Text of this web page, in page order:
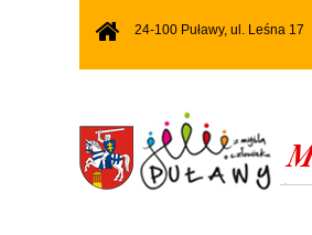
24-100 Puławy, ul. Leśna 17